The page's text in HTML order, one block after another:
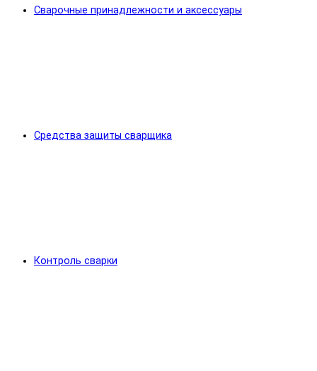
Сварочные принадлежности и аксессуары
Средства защиты сварщика
Контроль сварки